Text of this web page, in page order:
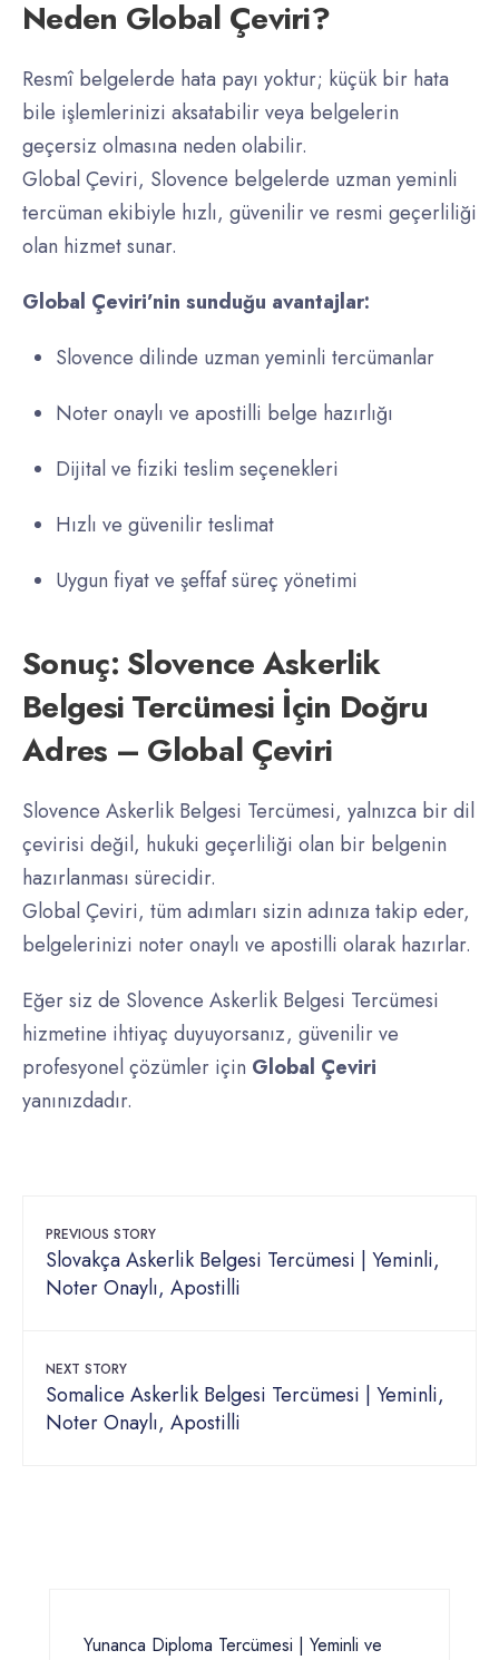
Neden Global Çeviri?
Resmî belgelerde hata payı yoktur; küçük bir hata
bile işlemlerinizi aksatabilir veya belgelerin
geçersiz olmasına neden olabilir.
Global Çeviri, Slovence belgelerde uzman yeminli
tercüman ekibiyle hızlı, güvenilir ve resmi geçerliliği
olan hizmet sunar.
Global Çeviri’nin sunduğu avantajlar:
Slovence dilinde uzman yeminli tercümanlar
Noter onaylı ve apostilli belge hazırlığı
Dijital ve fiziki teslim seçenekleri
Hızlı ve güvenilir teslimat
Uygun fiyat ve şeffaf süreç yönetimi
Sonuç: Slovence Askerlik
Belgesi Tercümesi İçin Doğru
Adres – Global Çeviri
Slovence Askerlik Belgesi Tercümesi, yalnızca bir dil
çevirisi değil, hukuki geçerliliği olan bir belgenin
hazırlanması sürecidir.
Global Çeviri, tüm adımları sizin adınıza takip eder,
belgelerinizi noter onaylı ve apostilli olarak hazırlar.
Eğer siz de Slovence Askerlik Belgesi Tercümesi
hizmetine ihtiyaç duyuyorsanız, güvenilir ve
profesyonel çözümler için Global Çeviri
yanınızdadır.
PREVIOUS STORY
Slovakça Askerlik Belgesi Tercümesi | Yeminli,
Noter Onaylı, Apostilli
NEXT STORY
Somalice Askerlik Belgesi Tercümesi | Yeminli,
Noter Onaylı, Apostilli
Yunanca Diploma Tercümesi | Yeminli ve